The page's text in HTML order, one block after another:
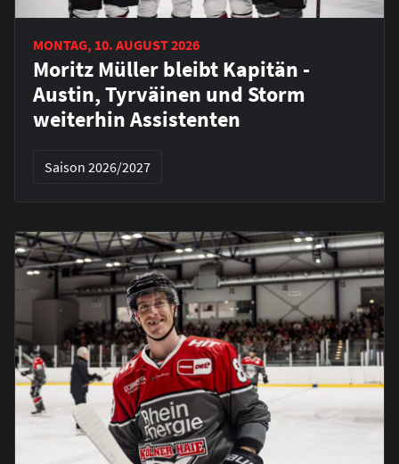
MONTAG, 10. AUGUST 2026
Moritz Müller bleibt Kapitän -
Austin, Tyrväinen und Storm
weiterhin Assistenten
Saison 2026/2027